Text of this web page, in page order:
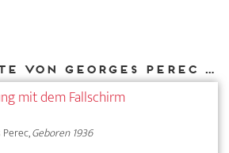
Weitere Texte von Georges Perec bei DIAPHANES
mit dem Fallschirm
Geboren 1936